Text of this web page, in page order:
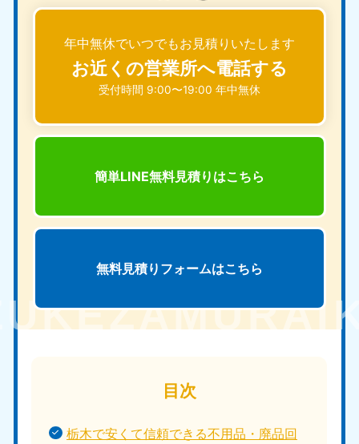
年中無休でいつでもお見積りいたします
お近くの営業所へ電話する
受付時間 9:00〜19:00 年中無休
簡単LINE無料見積りはこちら
無料見積りフォームはこちら
目次
栃木で安くて信頼できる不用品・廃品回